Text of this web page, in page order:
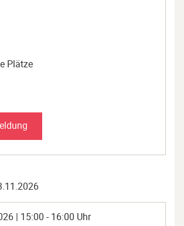
Plätze
| 15:00 - 16:00 Uhr